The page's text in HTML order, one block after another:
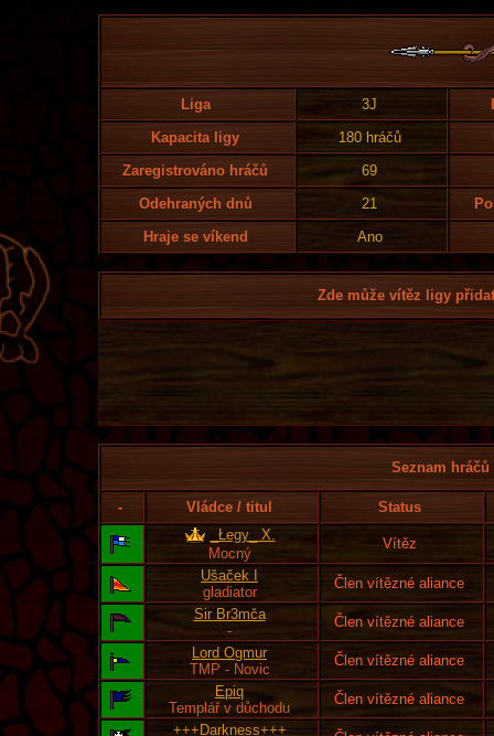
Liga 3J
Kapacita ligy
180 hráčů
Zaregistrováno hráčů
69
Odehraných dnů
21
Hraje se víkend
Ano
Zde může vítěz ligy
Seznam
- Vládce / titul
Status
_Łegy_ X.
Mocný
Vítěz
Ušaček I
gladiator
Člen vítězné aliance
Sir Br3mča
-
Člen vítězné aliance
Lord Ogmur
TMP - Novic
Člen vítězné aliance
Epiq
Templář v důchodu
Člen vítězné aliance
+++Darkness+++